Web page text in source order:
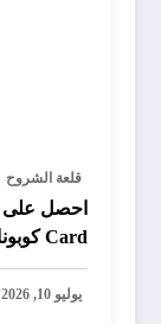
قلعة الشروح
Card كوبونات حصرية
يوليو 10, 2026